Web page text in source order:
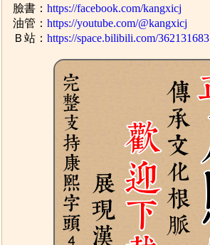
臉書：https://facebook.com/kangxicj
油管：https://youtube.com/@kangxicj
Ｂ站：https://space.bilibili.com/362131683